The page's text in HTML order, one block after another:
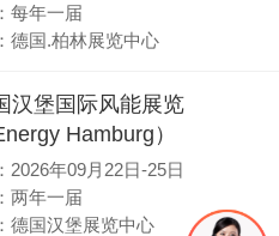
每年一届
德国.柏林展览中心
汉堡国际风能展览
Hamburg）
2026年09月22日-25日
两年一届
德国汉堡展览中心